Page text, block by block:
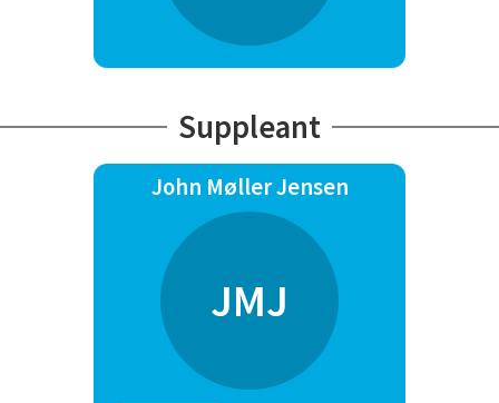
C klassen og i A klassen,
sidstnævnte gav også en plads på
Rally lydighed
og Nordisk Rundering, nåede vi
også at rykke op i Eliteklassen.
Jeg er uddannet
Hundeadfærdskonsulent (2017),
Lydighedsinstruktør (2013),
Rallyinstruktør(2013) og har
været medlem af DcH siden 2011.
I dag træner jeg med min nye hund,
en langhåret schæfer. Vi træner
DcH program, Nordisk rundering,
Suppleant
John Møller Jensen
JMJ